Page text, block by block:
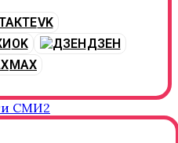
VK
OK
ДЗЕН
MAX
СМИ2